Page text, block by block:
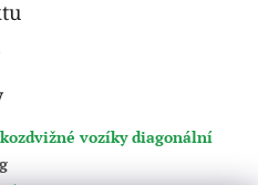
vozíky diagonální